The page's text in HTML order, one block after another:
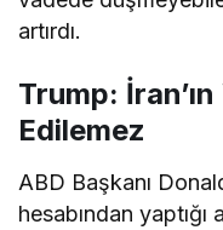
artırdı.
Trump: İran’ın
Edilemez
ABD Başkanı
hesabından